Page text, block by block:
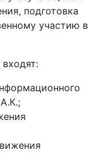
подготовка
участию в
входят: